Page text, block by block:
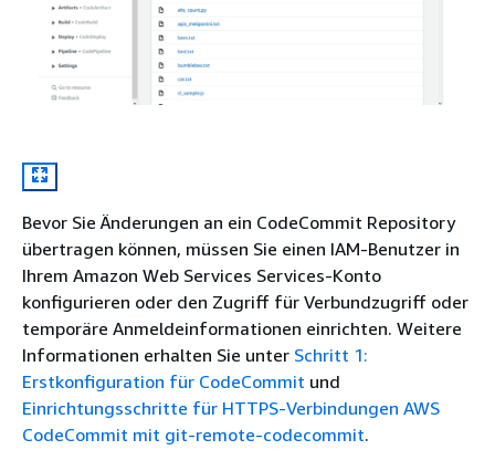
Bevor Sie Änderungen an ein CodeCommit Repository
übertragen können, müssen Sie einen IAM-Benutzer in
Ihrem Amazon Web Services Services-Konto
konfigurieren oder den Zugriff für Verbundzugriff oder
temporäre Anmeldeinformationen einrichten. Weitere
Informationen erhalten Sie unter Schritt 1:
Erstkonfiguration für CodeCommit und
Einrichtungsschritte für HTTPS-Verbindungen AWS
CodeCommit mit git-remote-codecommit.